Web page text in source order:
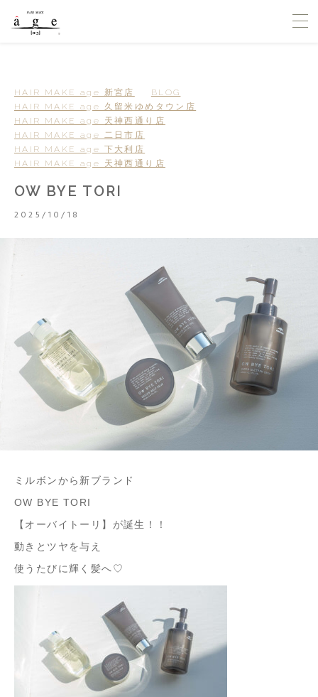
HAIR MAKE age 新宮店
BLOG
HAIR MAKE age 久留米ゆめタウン店
HAIR MAKE age 天神西通り店
HAIR MAKE age 二日市店
HAIR MAKE age 下大利店
HAIR MAKE age 天神西通り店
OW BYE TORI
2025/10/18
ミルボンから新ブランド
OW BYE TORI
【オーバイトーリ】が誕生！！
動きとツヤを与え
使うたびに輝く髪へ♡